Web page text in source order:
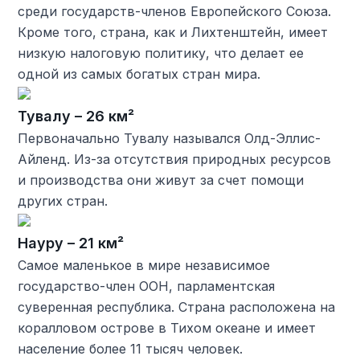
среди государств-членов Европейского Союза.
Кроме того, страна, как и Лихтенштейн, имеет
низкую налоговую политику, что делает ее
одной из самых богатых стран мира.
Тувалу – 26 км²
Первоначально Тувалу назывался Олд-Эллис-
Айленд. Из-за отсутствия природных ресурсов
и производства они живут за счет помощи
других стран.
Науру – 21 км²
Самое маленькое в мире независимое
государство-член ООН, парламентская
суверенная республика. Страна расположена на
коралловом острове в Тихом океане и имеет
население более 11 тысяч человек.